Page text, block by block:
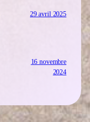
29 avril 2025
16 novembre
2024